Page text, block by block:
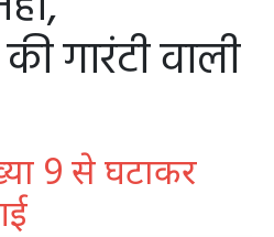
गारंटी वाली
9 से घटाकर